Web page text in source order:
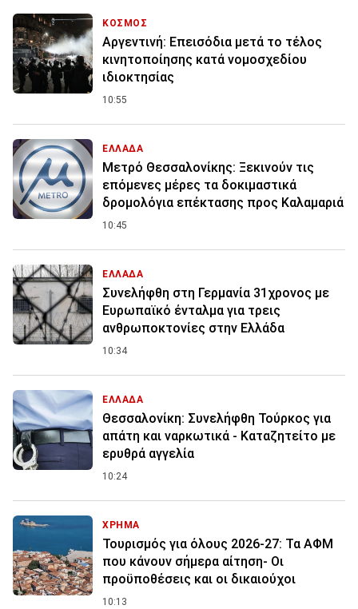
ΚΟΣΜΟΣ
Αργεντινή: Επεισόδια μετά το τέλος
κινητοποίησης κατά νομοσχεδίου
ιδιοκτησίας
10:55
ΕΛΛΑΔΑ
Μετρό Θεσσαλονίκης: Ξεκινούν τις
επόμενες μέρες τα δοκιμαστικά
δρομολόγια επέκτασης προς Καλαμαριά
10:45
ΕΛΛΑΔΑ
Συνελήφθη στη Γερμανία 31χρονος με
Ευρωπαϊκό ένταλμα για τρεις
ανθρωποκτονίες στην Ελλάδα
10:34
ΕΛΛΑΔΑ
Θεσσαλονίκη: Συνελήφθη Τούρκος για
απάτη και ναρκωτικά - Καταζητείτο με
ερυθρά αγγελία
10:24
ΧΡΗΜΑ
Τουρισμός για όλους 2026-27: Τα ΑΦΜ
που κάνουν σήμερα αίτηση- Οι
προϋποθέσεις και οι δικαιούχοι
10:13